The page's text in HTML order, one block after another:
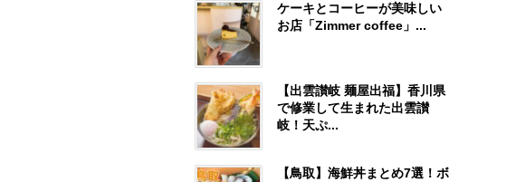
ケーキとコーヒーが美味しい
お店「Zimmer coffee」...
【出雲讃岐 麺屋出福】香川県
で修業して生まれた出雲讃
岐！天ぷ...
【鳥取】海鮮丼まとめ7選！ボ